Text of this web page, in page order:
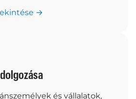
→
és vállalatok,